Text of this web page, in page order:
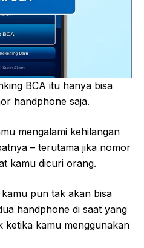
BCA itu hanya bisa
handphone saja.
mengalami kehilangan
– terutama jika nomor
kamu dicuri orang.
pun tak akan bisa
handphone di saat yang
ketika kamu menggunakan